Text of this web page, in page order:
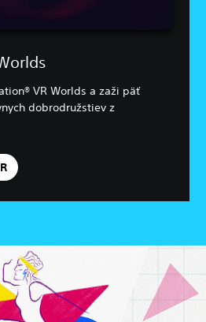
VR Worlds a zaži päť
dobrodružstiev z